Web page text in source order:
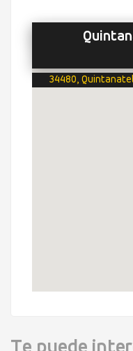
34480,